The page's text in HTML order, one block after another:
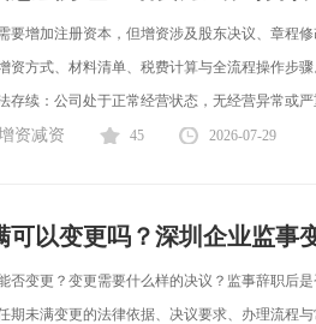
要增加注册资本，但增资涉及股东决议、章程
资方式、材料清单、税费计算与全流程操作步
存续：公司处于正常经营状态，无经营异常或
资减资 45 2026-07-29
可以变更吗？深圳企业监事
否变更？变更需要什么样的决议？监事辞职后
期未满变更的法律依据、决议要求、办理流程